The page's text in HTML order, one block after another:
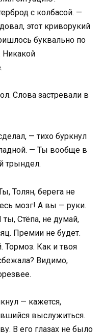
с колбасой. —
этот криворукий
буквально по
Никакой
Слова застревали в
— тихо буркнул
— Ты вообще в
трындел.
Толян, берега не
мозг! А вы — руки.
Стёпа, не думай,
Премии не будет.
Как и твоя
Видимо,
— кажется,
выслужиться.
В его глазах не было